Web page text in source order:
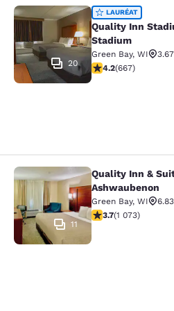
Quality Inn
20
LAURÉAT
Quality Inn
Stadium
Green Bay, WI
4.19 étoiles. Très
4.2(667)
Quality Inn &
11
Quality Inn &
Ashwaubenon
Green Bay, WI
3.66 étoiles. Bien.
3.7(1 073)